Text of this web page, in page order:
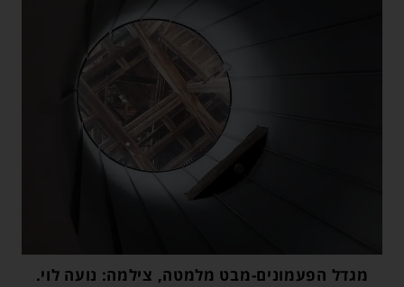
מגדל הפעמונים-מבט מלמטה, צילמה: נועה לוי.